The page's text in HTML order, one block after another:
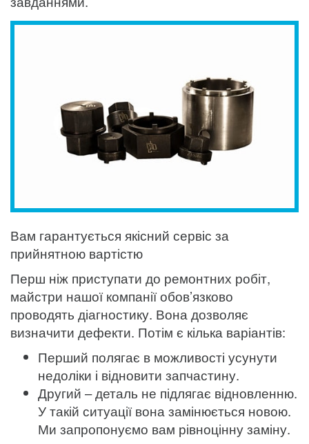
Вам гарантується якісний сервіс за
прийнятною вартістю
Перш ніж приступати до ремонтних робіт,
майстри нашої компанії обов’язково
проводять діагностику. Вона дозволяє
визначити дефекти. Потім є кілька варіантів:
Перший полягає в можливості усунути
недоліки і відновити запчастину.
Другий – деталь не підлягає відновленню.
У такій ситуації вона замінюється новою.
Ми запропонуємо вам рівноцінну заміну.